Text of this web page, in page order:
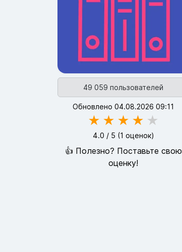
49 059 пользователей
Обновлено 04.08.2026 09:11
★ ★ ★ ★ ★
4.0 / 5 (1 оценок)
👍 Полезно? Поставьте свою
оценку!